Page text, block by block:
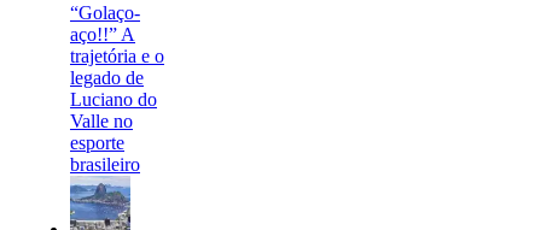
“Golaço-
aço!!” A
trajetória e o
legado de
Luciano do
Valle no
esporte
brasileiro